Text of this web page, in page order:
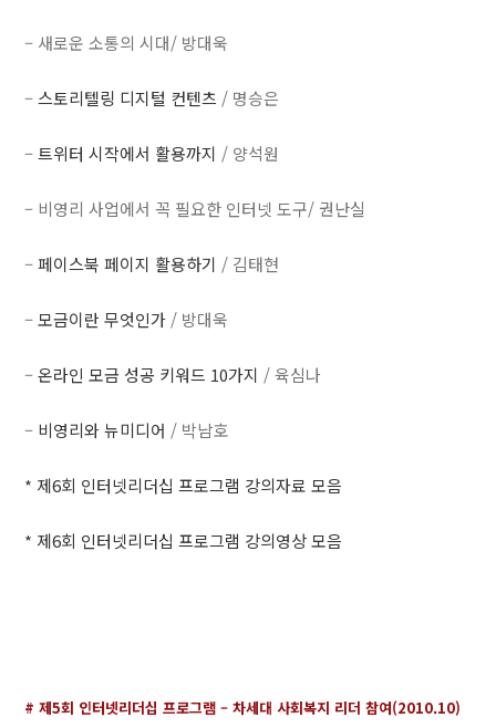
– 새로운 소통의 시대/ 방대욱
–스토리텔링 디지털 컨텐츠 / 명승은
–트위터 시작에서 활용까지 / 양석원
– 비영리 사업에서 꼭 필요한 인터넷 도구/ 권난실
–페이스북 페이지 활용하기 / 김태현
–모금이란 무엇인가 / 방대욱
–온라인 모금 성공 키워드 10가지 / 육심나
– 비영리와 뉴미디어 / 박남호
* 제6회 인터넷리더십 프로그램 강의자료 모음
* 제6회 인터넷리더십 프로그램 강의영상 모음
# 제5회 인터넷리더십 프로그램 – 차세대 사회복지 리더 참여(2010.10)